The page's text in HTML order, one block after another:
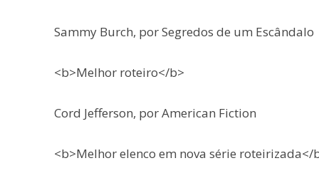
Sammy Burch, por Segredos de um Escândalo
<b>Melhor roteiro</b>
Cord Jefferson, por American Fiction
<b>Melhor elenco em nova série roteirizada</